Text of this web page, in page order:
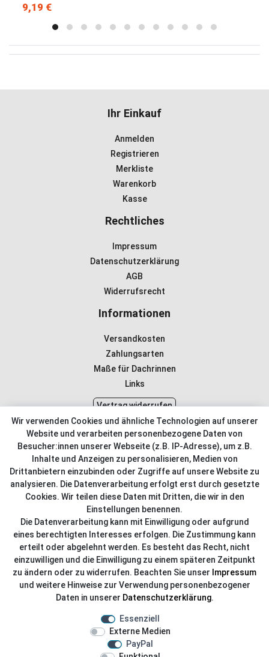
9,19 €
Ihr Einkauf
Anmelden
Registrieren
Merkliste
Warenkorb
Kasse
Rechtliches
Impressum
Datenschutzerklärung
AGB
Widerrufsrecht
Informationen
Versandkosten
Zahlungsarten
Maße für Dachrinnen
Links
Vertrag widerrufen
Kundenservice
Online Retourenservice
Kontakt
info@dachdecker-shop.de
+49 3501 507295
Montag - Freitag, 08:00 - 16:00
Anrufe aus dem dt. Festnetz zum Ortstarif, Preise aus dem
Mobilfunknetz ggf. abweichend (abhängig vom Provider).
Wir verwenden Cookies und ähnliche Technologien auf unserer
Website und verarbeiten personenbezogene Daten von
Besucher:innen unserer Webseite (z.B. IP-Adresse), um z.B.
Inhalte und Anzeigen zu personalisieren, Medien von
Drittanbietern einzubinden oder Zugriffe auf unsere Website zu
analysieren. Die Datenverarbeitung erfolgt erst durch gesetzte
Cookies. Wir teilen diese Daten mit Dritten, die wir in den
Einstellungen benennen.
Die Datenverarbeitung kann mit Einwilligung oder aufgrund
eines berechtigten Interesses erfolgen. Die Zustimmung kann
erteilt oder abgelehnt werden. Es besteht das Recht, nicht
einzuwilligen und die Einwilligung zu einem späteren Zeitpunkt
zu ändern oder zu widerrufen. Beachten Sie unser Impressum
und weitere Hinweise zur Verwendung personenbezogener
Daten in unserer Daten­schutz­erklärung.
Essenziell
Externe Medien
PayPal